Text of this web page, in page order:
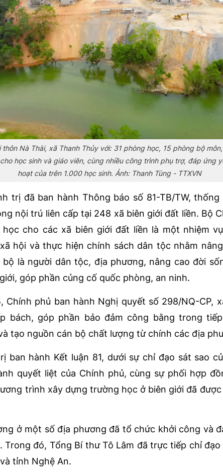
Nà Thài, xã Thanh Thủy với: 31 phòng học, 15 phòng bộ
học sinh và giáo viên, cùng nhiều công trình phụ trợ, đáp ứng
hoạt của trên 1.000 học sinh. Ảnh: Thanh Tùng - TTXVN
trị đã ban hành Thông báo số 81-TB/TW,
nội trú liên cấp tại 248 xã biên giới đất liền. Bộ
cho các xã biên giới đất liền là một nhiệm
hội và thực hiện chính sách dân tộc nhằm
là người dân tộc, địa phương, nâng cao đời
góp phần củng cố quốc phòng, an ninh.
Chính phủ ban hành Nghị quyết số 298/NQ-CP,
bách, góp phần bảo đảm công bằng trong
tạo nguồn cán bộ chất lượng từ chính các địa
ban hành Kết luận 81, dưới sự chỉ đạo sát sao
quyết liệt của Chính phủ, cùng sự phối hợp
trình xây dựng trường học ở biên giới đã
ở một số địa phương đã tổ chức khởi công và
đó, Tổng Bí thư Tô Lâm đã trực tiếp chỉ
tỉnh Nghệ An.